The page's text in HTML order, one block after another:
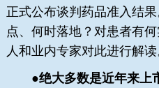
正式公布谈判药品准入结
点、何时落地？对患者有
人和业内专家对此进行解读
●绝大多数是近年来上